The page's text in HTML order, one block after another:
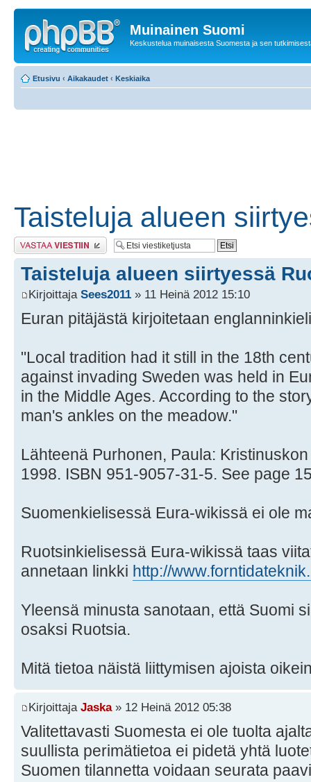
Muinainen Suomi
Keskustelua muinaisesta Suomesta ja sen
Etusivu ‹ Aikakaudet ‹ Keskiaika
Taisteluja alueen
Lähetä vastaus
Taisteluja alueen siirtyessä
Kirjoittaja Sees2011 » 11 Heinä 2012 15:10
Euran pitäjästä kirjoitetaan
"Local tradition had it still in the 18th
against invading Sweden was held in
in the Middle Ages. According to the
man's ankles on the meadow."
Lähteenä Purhonen, Paula:
1998. ISBN 951-9057-31-5. See page
Suomenkielisessä Eura-wikissä ei ole
Ruotsinkielisessä Eura-wikissä taas
annetaan linkki http://
Yleensä minusta sanotaan, että Suomi
osaksi Ruotsia.
Mitä tietoa näistä liittymisen ajoista
Kirjoittaja Jaska» 12 Heinä 2012 05:38
Valitettavasti Suomesta ei ole tuolta
suullista perimätietoa ei pidetä yhtä
Suomen tilannetta voidaan seurata